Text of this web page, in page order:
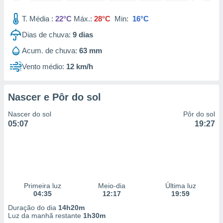
utilizar
criar
medir
da
medir o
fontes,
e melhorar
dados
T. Média : 22°C Máx.: 28°C Min: 16°C
Dias de chuva: 9 dias
Acum. de chuva: 63 mm
Vento médio: 12 km/h
Nascer e Pôr do sol
Nascer do sol
05:07
Pôr do sol
19:27
Primeira luz
04:35
Meio-dia
12:17
Última luz
19:59
Duração do dia 14h20m
Luz da manhã restante 1h30m